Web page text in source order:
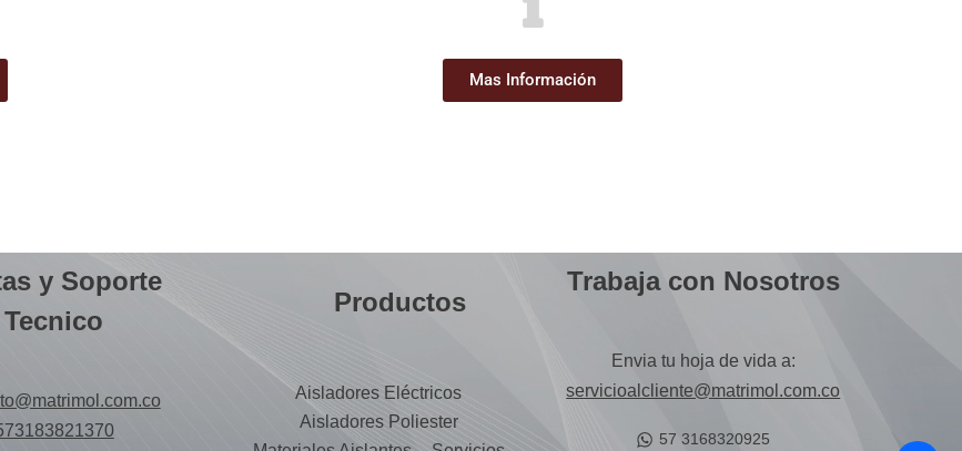
Mas Información
y Soporte
Tecnico
Productos
Aisladores Eléctricos
Aisladores Poliester
Trabaja con Nosotros
Envia tu hoja de vida a:
servicioalcliente@matrimol.com.co
57 3168320925